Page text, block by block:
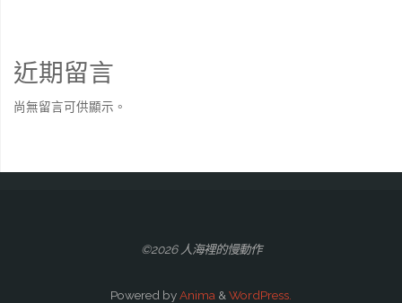
近期留言
尚無留言可供顯示。
©2026 人海裡的慢動作
Powered byAnima & WordPress.